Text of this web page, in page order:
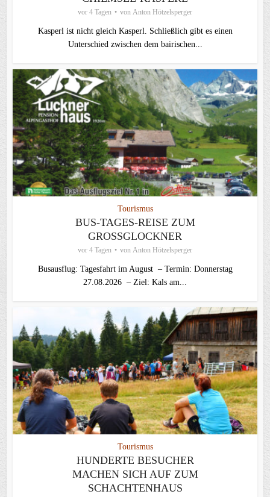
vor 4 Tagen von Anton Hötzelsperger
Kasperl ist nicht gleich Kasperl. Schließlich gibt es einen
Unterschied zwischen dem bairischen...
Tourismus
BUS-TAGES-REISE ZUM
GROSSGLOCKNER
vor 4 Tagen von Anton Hötzelsperger
Busausflug: Tagesfahrt im August – Termin: Donnerstag
27.08.2026 – Ziel: Kals am...
Tourismus
HUNDERTE BESUCHER
MACHEN SICH AUF ZUM
SCHACHTENHAUS